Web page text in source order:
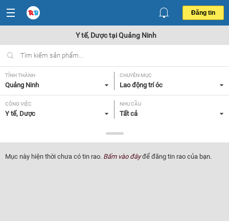
Đăng tin
Y tế, Dược tại Quảng Ninh
TỈNH THÀNH
Quảng Ninh
CHUYÊN MỤC
Lao động trí óc
CÔNG VIỆC
Y tế, Dược
NHU CẦU
Tất cả
Tất cả
Mục này hiện thời chưa có tin rao. Bấm vào đâyđể đăng tin rao của bạn.